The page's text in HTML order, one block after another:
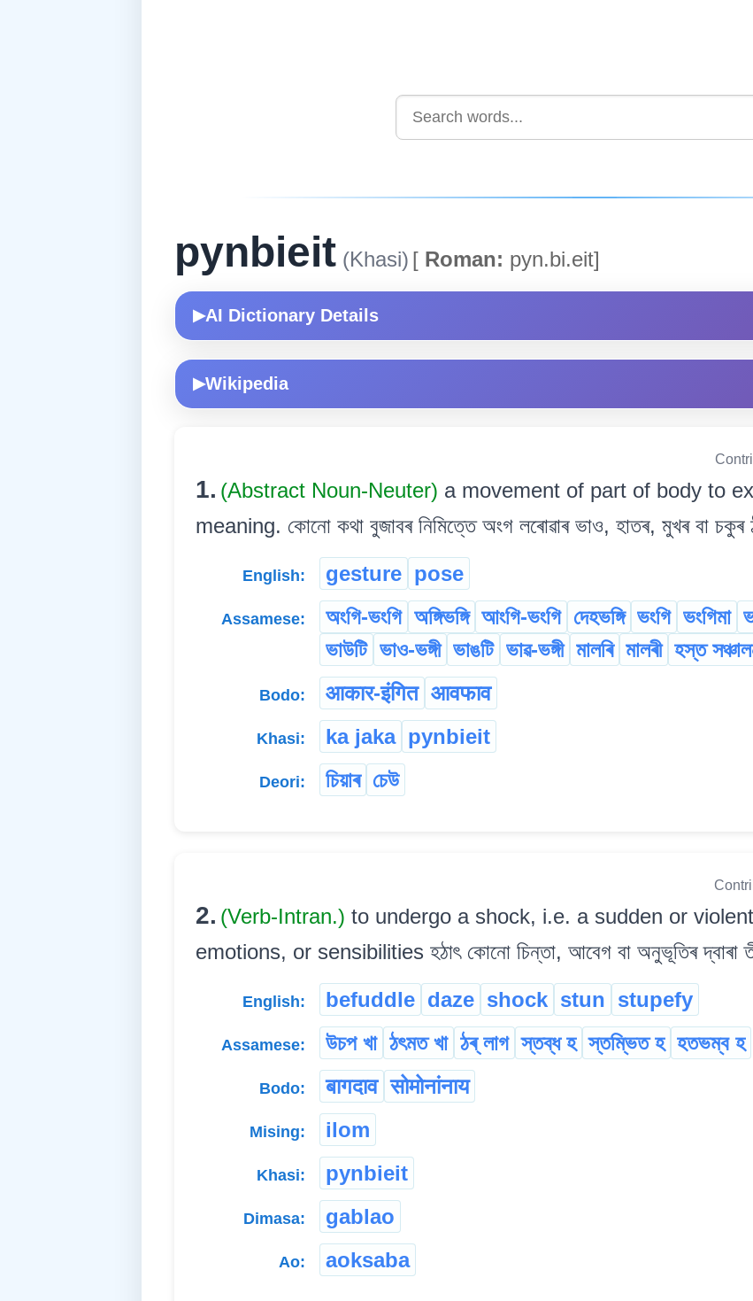
pynbieit (Khasi) [ Roman: pyn.bi.eit]
▶AI Dictionary Details
▶Wikipedia
1. (Abstract Noun-Neuter) a movement of part of body to
meaning. কোনো কথা বুজাবৰ নিমিত্তে অংগ লৰোৱাৰ ভাও, হাতৰ, মুখৰ বা চকুৰ
English: gesture pose
Assamese: অংগি-ভংগি অঙ্গিভঙ্গি আংগি-ভংগি দেহভঙ্গি ভংগি ভংগিমা
ভাউটি ভাও-ভঙ্গী ভাঙটি ভাৱ-ভঙ্গী মালৰি মালৰী হস্ত
Bodo: आकार-इंगित आवफाव
Khasi: ka jaka pynbieit
Deori: চিয়াৰ চেউ
2. (Verb-Intran.) to undergo a shock, i.e. a sudden or
emotions, or sensibilities হঠাৎ কোনো চিন্তা, আবেগ বা অনুভূতিৰ দ্বাৰা
English: befuddle daze shock stun stupefy
Assamese: উচপ খা ঠৎমত খা ঠৰ্ লাগ স্তব্ধ হ স্তম্ভিত হ হতভম্ব হ
Bodo: बागदाव सोमोनांनाय
Mising: ilom
Khasi: pynbieit
Dimasa: gablao
Ao: aoksaba